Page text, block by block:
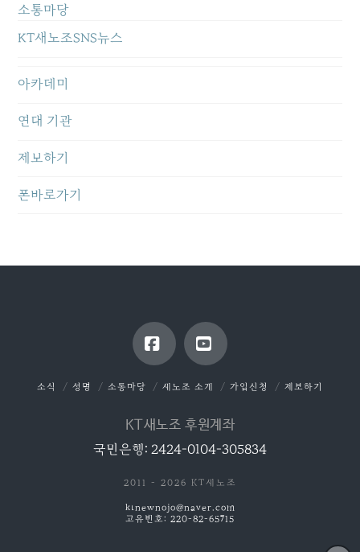
소통마당
KT새노조SNS뉴스
아카데미
연대 기관
제보하기
폰바로가기
FacebookYouTube
소식 성명 소통마당 새노조 소개 가입신청 제보하기
KT새노조 후원계좌
국민은행: 2424-0104-305834
2011 - 2026 KT새노조
ktnewnojo@naver.com
고유번호: 220-82-65715